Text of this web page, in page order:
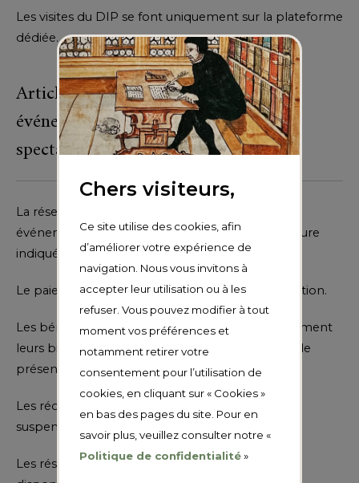
Les visites du DIP se font uniquement sur la plateforme
dédiée.
Article 6 – Réservation pour des
événements (conférences / concerts /
spectacles / ateliers)
La réservation pour une conférence ou autre
événement n’est valable que pour la date et l’heure
indiquée sur la confirmation de réservation.
Le paiement s’effectue au moment de la réservation.
Les bénéficiaires d’un tarif réduit réservent également
leurs billets en ligne et devront être en mesure de
présenter un justificatif au contrôle d’accès.
Les réductions relatives à l’achat de billets sont
suspendues pour les événements.
Les réservations sont traitées dans la limite des
Chers visiteurs,
Ce site utilise des cookies, afin
d’améliorer votre expérience de
navigation. Nous vous invitons à
accepter leur utilisation ou à les
refuser. Vous pouvez modifier à tout
moment vos préférences et
notamment retirer votre
consentement pour l’utilisation de
cookies, en cliquant sur « Cookies »
en bas des pages du site. Pour en
savoir plus, veuillez consulter notre «
Politique de confidentialité»